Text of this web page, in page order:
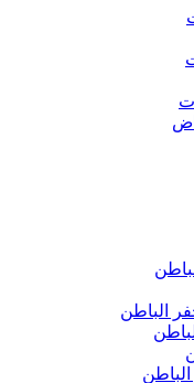
الباطن